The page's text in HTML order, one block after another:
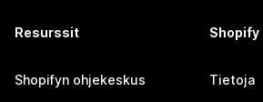
Resurssit
Shopifyn ohjekeskus
Shopify
Tietoja